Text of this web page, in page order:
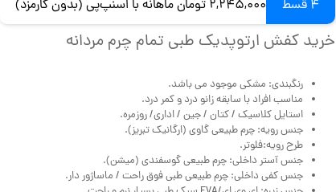
4 قسط 2,245,000 تومان ماهانه با اسنپ‌پی (بدون کارمزد)
خرید کفش ارتوپدیک طبی تمام چرم مردانه
رنگبندی: مشکی موجود می باشد.
مناسب افراد با سابقه زانو درد و کمر درد.
استایل کلاسیک / کتان / جین / اداری/ روزمره.
جنس رویه: چرم طبیعی گاوی (ارگانیک تبریز).
طرح رویه:فلوتر.
جنس آستر داخلی: چرم طبیعی گوسفندی (میشن).
جنس کفی داخلی: چرم طبیعی طبی فوق راحت / ماساژور دار.